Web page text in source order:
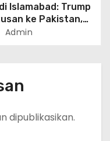
Islamabad: Trump
ke Pakistan,
Proposal Baru dari
Admin
dipublikasikan.